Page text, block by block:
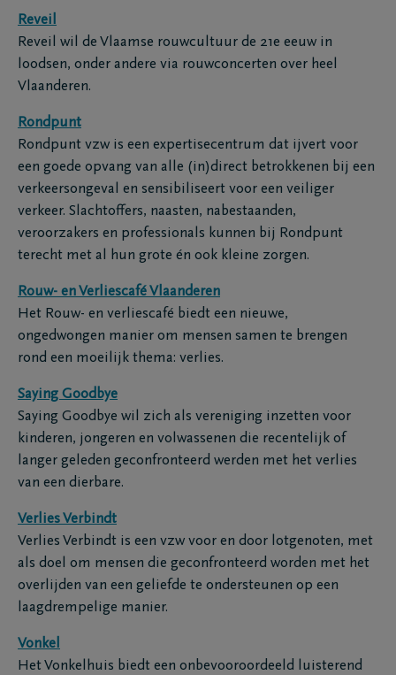
Reveil
Reveil wil de Vlaamse rouwcultuur de 21e eeuw in
loodsen, onder andere via rouwconcerten over heel
Vlaanderen.
Rondpunt
Rondpunt vzw is een expertisecentrum dat ijvert voor
een goede opvang van alle (in)direct betrokkenen bij een
verkeersongeval en sensibiliseert voor een veiliger
verkeer. Slachtoffers, naasten, nabestaanden,
veroorzakers en professionals kunnen bij Rondpunt
terecht met al hun grote én ook kleine zorgen.
Rouw- en Verliescafé Vlaanderen
Het Rouw- en verliescafé biedt een nieuwe,
ongedwongen manier om mensen samen te brengen
rond een moeilijk thema: verlies.
Saying Goodbye
Saying Goodbye wil zich als vereniging inzetten voor
kinderen, jongeren en volwassenen die recentelijk of
langer geleden geconfronteerd werden met het verlies
van een dierbare.
Verlies Verbindt
Verlies Verbindt is een vzw voor en door lotgenoten, met
als doel om mensen die geconfronteerd worden met het
overlijden van een geliefde te ondersteunen op een
laagdrempelige manier.
Vonkel
Het Vonkelhuis biedt een onbevooroordeeld luisterend